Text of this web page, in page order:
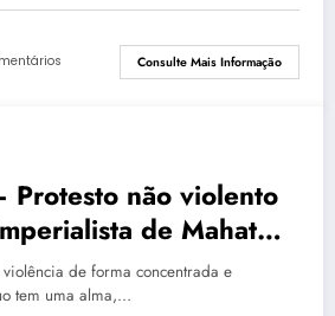
Consulte Mais Informação
Protesto não violento
de Mahatma
de forma concentrada e
tem uma alma,…